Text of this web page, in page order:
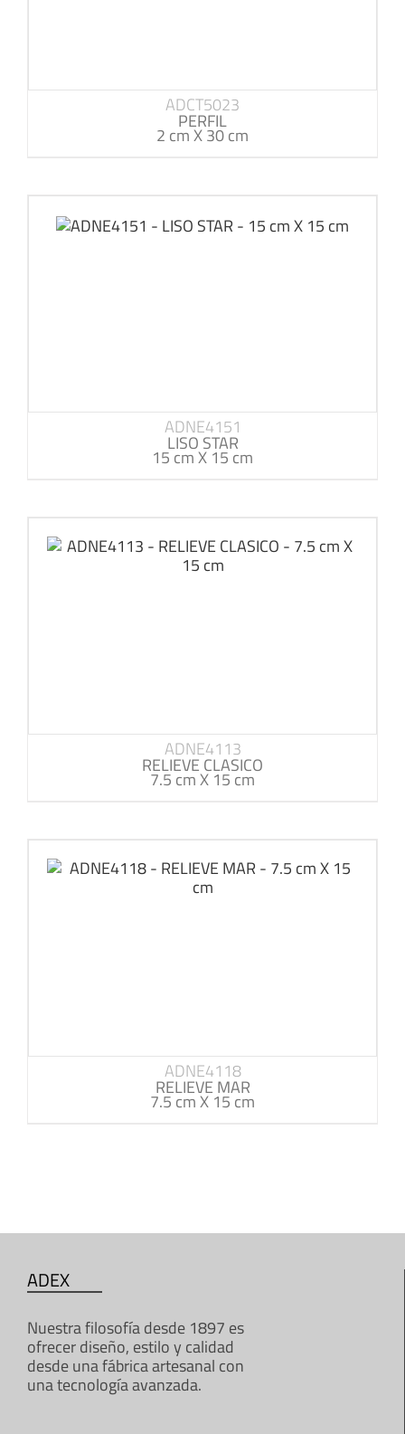
ADCT5023
PERFIL
2 cm X 30 cm
ADNE4151
LISO STAR
15 cm X 15 cm
ADNE4113
RELIEVE CLASICO
7.5 cm X 15 cm
ADNE4118
RELIEVE MAR
7.5 cm X 15 cm
ADEX
Nuestra filosofía desde 1897 es
ofrecer diseño, estilo y calidad
desde una fábrica artesanal con
una tecnología avanzada.